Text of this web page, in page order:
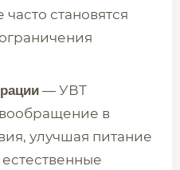
часто становятся
— УВТ
в
улучшая питание